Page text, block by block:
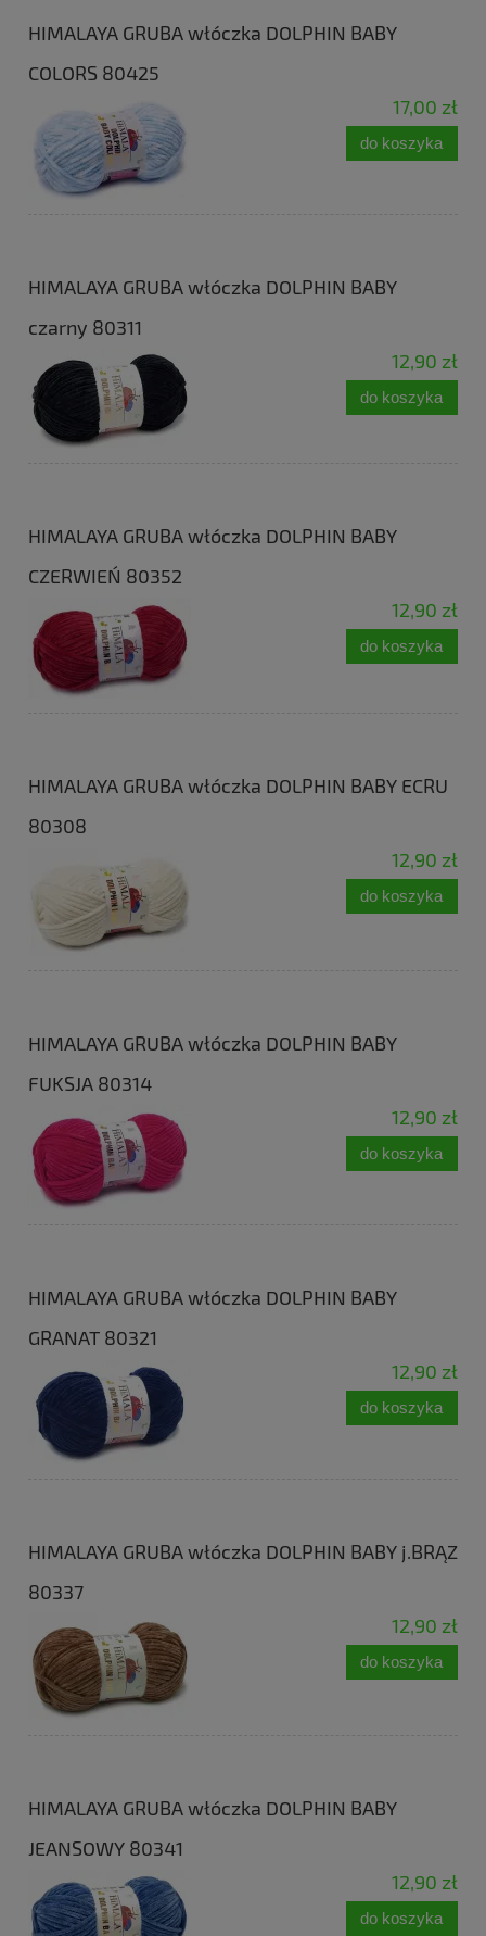
HIMALAYA GRUBA włóczka DOLPHIN BABY
COLORS 80425
17,00 zł
do koszyka
HIMALAYA GRUBA włóczka DOLPHIN BABY
czarny 80311
12,90 zł
do koszyka
HIMALAYA GRUBA włóczka DOLPHIN BABY
CZERWIEŃ 80352
12,90 zł
do koszyka
HIMALAYA GRUBA włóczka DOLPHIN BABY ECRU
80308
12,90 zł
do koszyka
HIMALAYA GRUBA włóczka DOLPHIN BABY
FUKSJA 80314
12,90 zł
do koszyka
HIMALAYA GRUBA włóczka DOLPHIN BABY
GRANAT 80321
12,90 zł
do koszyka
HIMALAYA GRUBA włóczka DOLPHIN BABY j.BRĄZ
80337
12,90 zł
do koszyka
HIMALAYA GRUBA włóczka DOLPHIN BABY
JEANSOWY 80341
12,90 zł
do koszyka